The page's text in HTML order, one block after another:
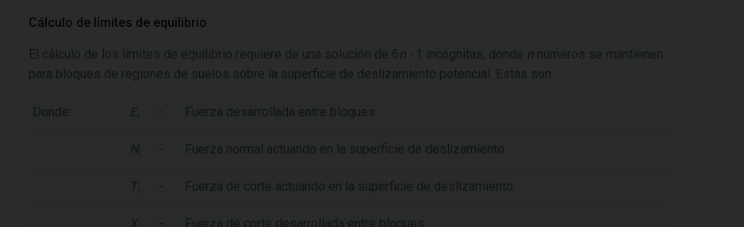
Cálculo de límites de equilibrio
El cálculo de los límites de equilibrio requiere de una solución de 6n - 1 incógnitas, donde n números se mantienen
para bloques de regiones de suelos sobre la superficie de deslizamiento potencial. Estas son:
Donde: E - Fuerza desarrollada entre bloques
N - Fuerza normal actuando en la superficie de deslizamiento
T - Fuerza de corte actuando en la superficie de deslizamiento
X - Fuerza de corte desarrollada entre bloques